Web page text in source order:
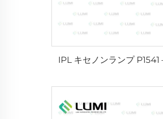
IPL キセノンランプ